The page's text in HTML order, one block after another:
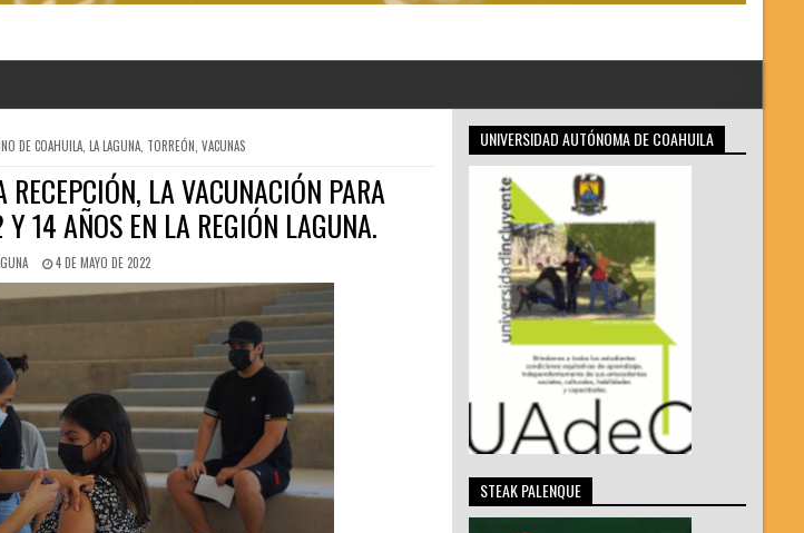
DE COAHUILA, LA LAGUNA, TORREÓN, VACUNAS
LA VACUNACIÓN PARA
Y 14 AÑOS EN LA REGIÓN LAGUNA.
4 DE MAYO DE 2022
UNIVERSIDAD AUTÓNOMA DE COAHUILA
STEAK PALENQUE